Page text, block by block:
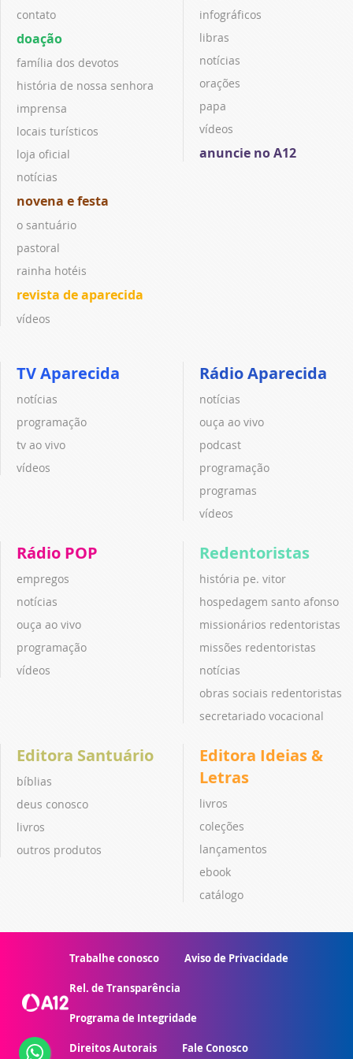
contato
doação
família dos devotos
história de nossa senhora
imprensa
locais turísticos
loja oficial
notícias
novena e festa
o santuário
pastoral
rainha hotéis
revista de aparecida
vídeos
infográficos
libras
notícias
orações
papa
vídeos
anuncie no A12
TV Aparecida
notícias
programação
tv ao vivo
vídeos
Rádio Aparecida
notícias
ouça ao vivo
podcast
programação
programas
vídeos
Rádio POP
empregos
notícias
ouça ao vivo
programação
vídeos
Redentoristas
história pe. vitor
hospedagem santo afonso
missionários redentoristas
missões redentoristas
notícias
obras sociais redentoristas
secretariado vocacional
Editora Santuário
bíblias
deus conosco
livros
outros produtos
Editora Ideias &
Letras
livros
coleções
lançamentos
ebook
catálogo
Trabalhe conosco Aviso de Privacidade
Rel. de Transparência
Programa de Integridade
Direitos Autorais Fale Conosco